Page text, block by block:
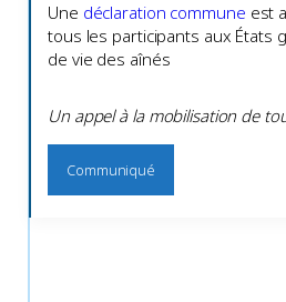
Une déclaration commune est
tous les participants aux États
de vie des aînés
Un appel à la mobilisation de
Communiqué